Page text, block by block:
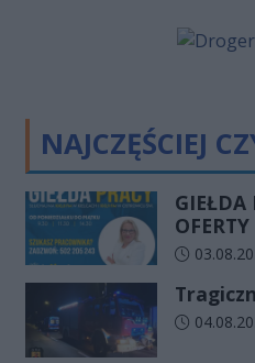
NAJCZĘŚCIEJ
GIEŁDA
OFERTY
Data
Data